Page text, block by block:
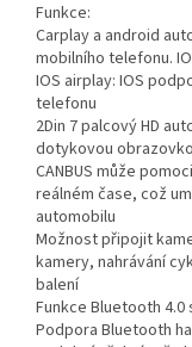
Funkce:
Carplay a android
mobilního telefonu.
IOS airplay: IOS
telefonu
2Din 7 palcový HD
dotykovou
CANBUS může
reálném čase, což
automobilu
Možnost připojit
kamery, nahrávání
balení
Funkce Bluetooth
Podpora Bluetooth